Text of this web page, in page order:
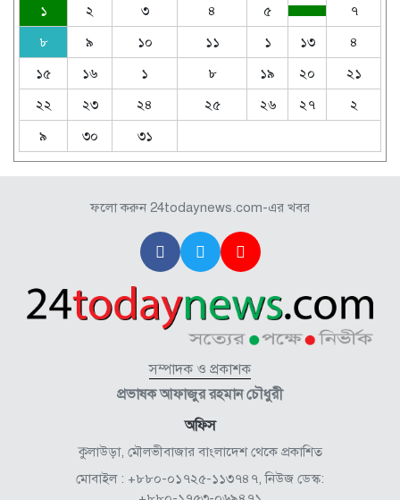
১ ২ ৩ ৪ ৫
৭
৮
৯ ১০ ১১ ১ ১৩
৪
১৫
১৬ ১ ৮ ১৯ ২০
২১
২২
২৩ ২৪ ২৫ ২৬ ২৭
২
৯
৩০ ৩১
ফলো করুন 24todaynews.com-এর খবর
সম্পাদক ও প্রকাশক
প্রভাষক আফাজুর রহমান চৌধুরী
অফিস
কুলাউড়া, মৌলভীবাজার বাংলাদেশ থেকে প্রকাশিত
মোবাইল : +৮৮০-০১৭২৫-১১৩৭৪৭, নিউজ ডেস্ক: